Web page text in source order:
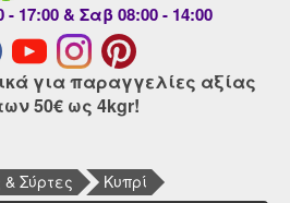
17:00 & Σαβ 08:00 - 14:00
για παραγγελίες αξίας
50€ ως 4kgr!
Σύρτες Κυπρί